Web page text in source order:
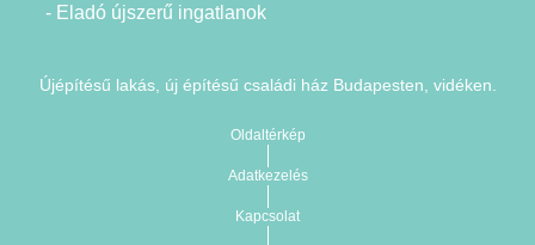
- Eladó újszerű ingatlanok
Újépítésű lakás, új építésű családi ház Budapesten, vidéken.
Oldaltérkép
Adatkezelés
Kapcsolat